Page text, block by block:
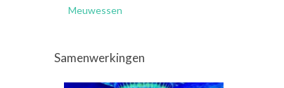
Meuwessen
Samenwerkingen